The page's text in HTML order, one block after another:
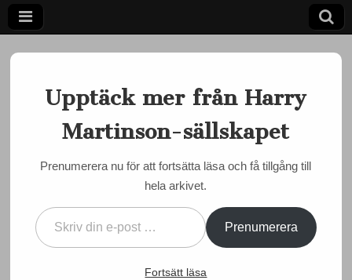
Harry
Martinson-
sällskapet
Ett författarskap som fångar daggdroppen och speglar
kosmos
Månadens Martinson Da
Capo – från oktober 2008
admin•30 september, 2018•0 Comments
Upptäck mer från Harry
Martinson-sällskapet
Prenumerera nu för att fortsätta läsa och få tillgång till
hela arkivet.
Prenumerera
Fortsätt läsa